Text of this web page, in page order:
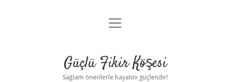
Anasayfa
Yasal Uyarı
menüyü
Güçlü Fikir Köşesi
Sağlam önerilerle hayatını güçlendir!